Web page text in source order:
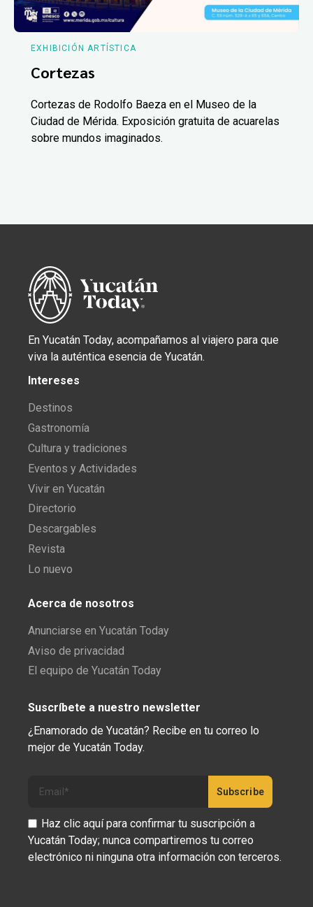
EXHIBICIÓN ARTÍSTICA
Cortezas
Cortezas de Rodolfo Baeza en el Museo de la
Ciudad de Mérida. Exposición gratuita de acuarelas
sobre mundos imaginados.
En Yucatán Today, acompañamos al viajero para que
viva la auténtica esencia de Yucatán.
Intereses
Destinos
Gastronomía
Cultura y tradiciones
Eventos y Actividades
Vivir en Yucatán
Directorio
Descargables
Revista
Lo nuevo
Acerca de nosotros
Anunciarse en Yucatán Today
Aviso de privacidad
El equipo de Yucatán Today
Suscríbete a nuestro newsletter
¿Enamorado de Yucatán? Recibe en tu correo lo
mejor de Yucatán Today.
Haz clic aquí para confirmar tu suscripción a
Yucatán Today; nunca compartiremos tu correo
electrónico ni ninguna otra información con terceros.